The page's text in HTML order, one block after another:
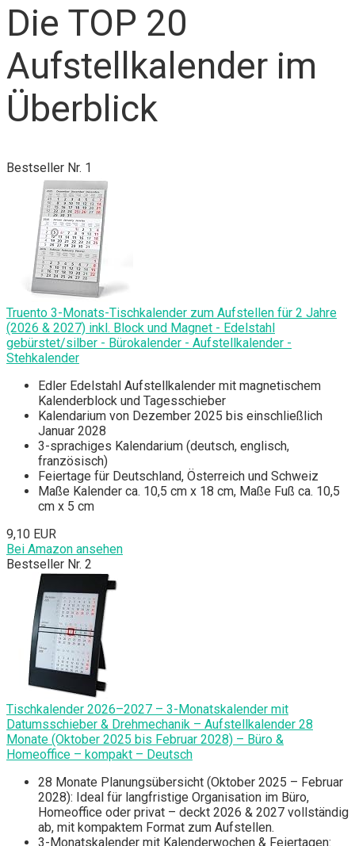
Die TOP 20
Aufstellkalender im
Überblick
Bestseller Nr. 1
Truento 3-Monats-Tischkalender zum Aufstellen für 2 Jahre
(2026 & 2027) inkl. Block und Magnet - Edelstahl
gebürstet/silber - Bürokalender - Aufstellkalender -
Stehkalender
Edler Edelstahl Aufstellkalender mit magnetischem
Kalenderblock und Tagesschieber
Kalendarium von Dezember 2025 bis einschließlich
Januar 2028
3-sprachiges Kalendarium (deutsch, englisch,
französisch)
Feiertage für Deutschland, Österreich und Schweiz
Maße Kalender ca. 10,5 cm x 18 cm, Maße Fuß ca. 10,5
cm x 5 cm
9,10 EUR
Bei Amazon ansehen
Bestseller Nr. 2
Tischkalender 2026–2027 – 3-Monatskalender mit
Datumsschieber & Drehmechanik – Aufstellkalender 28
Monate (Oktober 2025 bis Februar 2028) – Büro &
Homeoffice – kompakt – Deutsch
28 Monate Planungsübersicht (Oktober 2025 – Februar
2028): Ideal für langfristige Organisation im Büro,
Homeoffice oder privat – deckt 2026 & 2027 vollständig
ab, mit kompaktem Format zum Aufstellen.
3-Monatskalender mit Kalenderwochen & Feiertagen: